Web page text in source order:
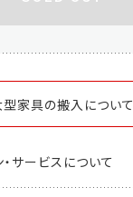
家具の搬入について
サービスについて